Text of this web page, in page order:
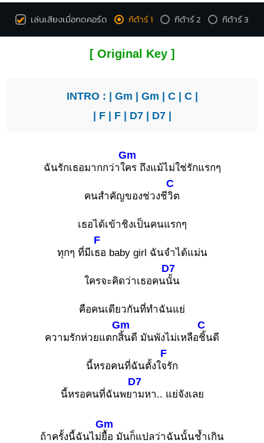
เล่นเสียงเมื่อกดคอร์ด กีต้าร์ 1 กีต้าร์ 2 กีต้าร์ 3
[ Original Key ]
INTRO : | Gm | Gm | C| C|
| F| F| D7| D7|
ฉันรักเธอมากกว่าใ
Gm
คร ถึงแม้ไม่ใช่รักแรกๆ
คนสำคัญของช่วงชี
C
วิต
เธอได้เข้าชิงเป็นคนแรกๆ
ทุกๆ ที่มีเ
F
ธอ baby girl ฉันจำได้แม่น
ใครจะคิดว่าเธอคน
D7
นั้น
คือคนเดียวกันที่ทำฉันแย่
ความรักห่วยแตก
Gm
สิ้นดี มันพังไม่เหลือ
C
ชิ้นดี
นี้หรอคนที่ฉันตั้งใ
F
จรัก
นี้หรอคนที่ฉันพย
D7
ามหา.. แย่จังเลย
ถ้าครั้งนี้ฉันไม่
Gm
ยื้อ มันก็แปลว่าฉันนั้นช้ำเกิน